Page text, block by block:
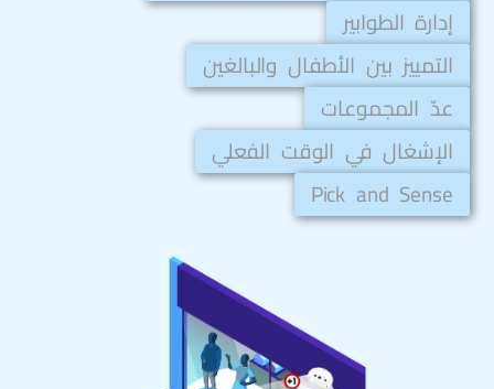
إدارة الطوابير
التمييز بين الأطفال والبالغين
عدّ المجموعات
الإشغال في الوقت الفعلي
Pick and Sense